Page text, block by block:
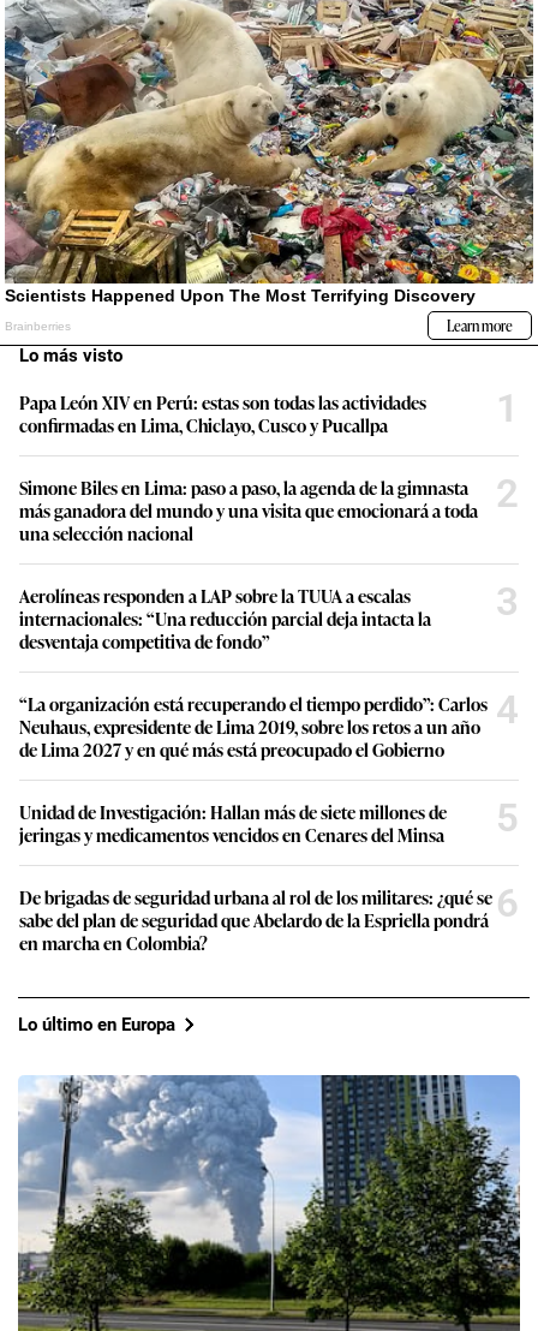
Lo más visto
Papa León XIV en Perú: estas son todas las actividades
confirmadas en Lima, Chiclayo, Cusco y Pucallpa
1
Simone Biles en Lima: paso a paso, la agenda de la gimnasta
más ganadora del mundo y una visita que emocionará a toda
una selección nacional
2
Aerolíneas responden a LAP sobre la TUUA a escalas
internacionales: “Una reducción parcial deja intacta la
desventaja competitiva de fondo”
3
“La organización está recuperando el tiempo perdido”: Carlos
Neuhaus, expresidente de Lima 2019, sobre los retos a un año
de Lima 2027 y en qué más está preocupado el Gobierno
4
Unidad de Investigación: Hallan más de siete millones de
jeringas y medicamentos vencidos en Cenares del Minsa
5
De brigadas de seguridad urbana al rol de los militares: ¿qué se
sabe del plan de seguridad que Abelardo de la Espriella pondrá
en marcha en Colombia?
6
Lo último en Europa